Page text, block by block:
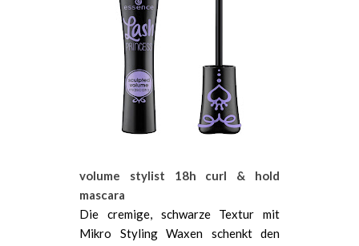
volume stylist 18h curl & hold
mascara
Die cremige, schwarze Textur mit
Mikro Styling Waxen schenkt den